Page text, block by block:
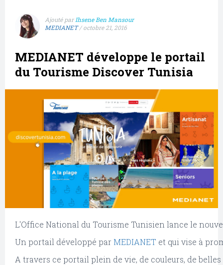
Ajouté parIhsene Ben Mansour
MEDIANET/ octobre 21, 2016
MEDIANET développe le portail
du Tourisme Discover Tunisia
L'Office National du Tourisme Tunisien lance le
Un portail développé par MEDIANET et qui vise à
A travers ce portail plein de vie, de couleurs, de